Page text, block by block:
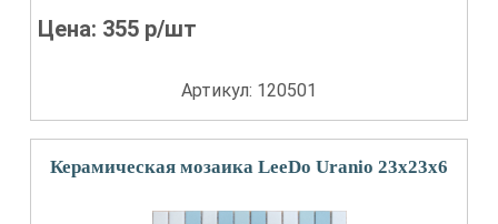
Цена: 355 р/шт
Артикул: 120501
Керамическая мозаика LeeDo Uranio 23x23x6